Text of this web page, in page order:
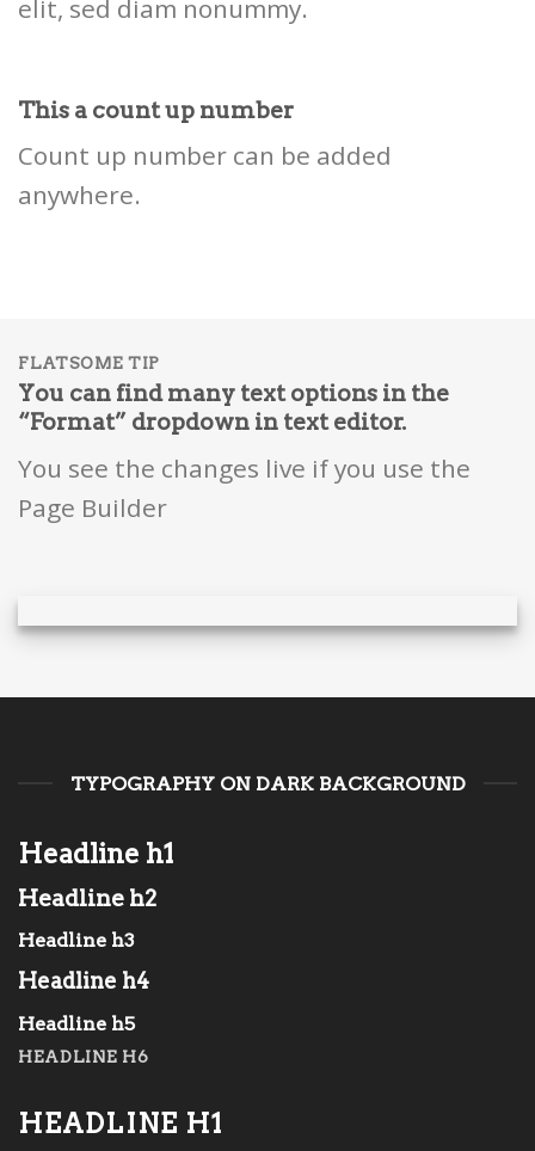
elit, sed diam nonummy.
This a count up number
Count up number can be added
anywhere.
FLATSOME TIP
You can find many text options in the
“Format” dropdown in text editor.
You see the changes live if you use the
Page Builder
TYPOGRAPHY ON DARK BACKGROUND
Headline h1
Headline h2
Headline h3
Headline h4
Headline h5
HEADLINE H6
HEADLINE H1